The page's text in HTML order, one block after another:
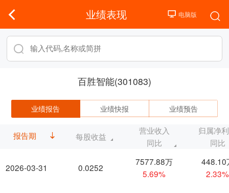
业绩表现
百胜智能(301083)
业绩报告 业绩快报 业绩预告
报告期
2026-03-31
每股收益
营业收入
同比
归属净
同比
0.0252
7577.88万
5.69%
448.10
2.33%